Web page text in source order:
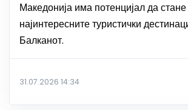
Македонија има потенцијал да
најинтересните туристички
Балканот.
31.07.2026 14:34